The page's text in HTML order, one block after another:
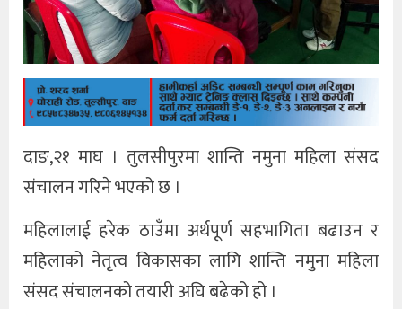
दाङ,२१ माघ । तुलसीपुरमा शान्ति नमुना महिला संसद
संचालन गरिने भएको छ ।
महिलालाई हरेक ठाउँमा अर्थपूर्ण सहभागिता बढाउन र
महिलाको नेतृत्व विकासका लागि शान्ति नमुना महिला
संसद संचालनको तयारी अघि बढेको हो ।